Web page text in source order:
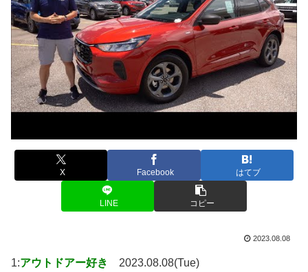
X Facebook はてブ
LINE コピー
2023.08.08
1:アウトドアー好き 2023.08.08(Tue)